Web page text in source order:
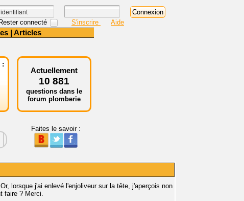
Rester connecté S'inscrire Aide
| Articles
:
Actuellement
10 881
questions dans le
forum plomberie
Faites le savoir :
lorsque j'ai enlevé l'enjoliveur sur la tête, j'aperçois non
faire ? Merci.